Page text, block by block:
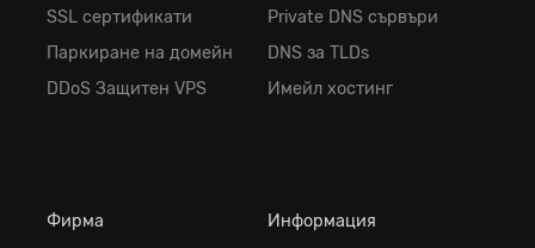
SSL сертификати
Паркиране на домейн
DDoS Защитен VPS
Private DNS сървъри
DNS за TLDs
Имейл хостинг
Фирма Информация